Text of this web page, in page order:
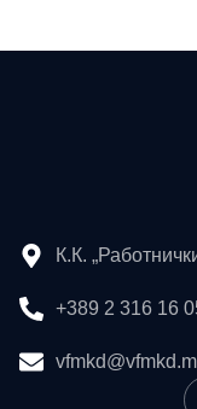
К.К.
+389 2 316 16